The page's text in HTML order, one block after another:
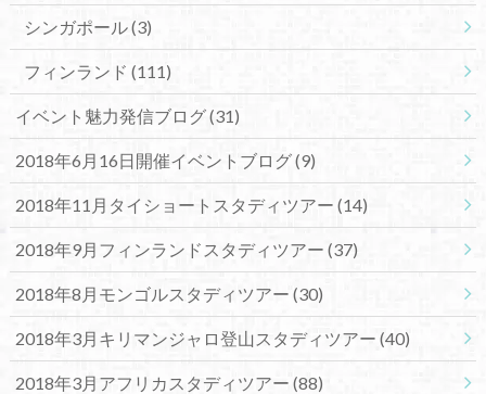
シンガポール(3)
フィンランド (111)
イベント魅力発信ブログ(31)
2018年6月16日開催イベントブログ(9)
2018年11月タイショートスタディツアー (14)
2018年9月フィンランドスタディツアー (37)
2018年8月モンゴルスタディツアー (30)
2018年3月キリマンジャロ登山スタディツアー (40)
2018年3月アフリカスタディツアー (88)